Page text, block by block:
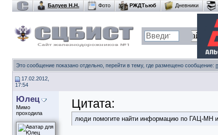
Балуев Н.Н. Фото РЖДТьюб Дневники
Это сообщение показано отдельно, перейти в тему, где размещено сообщение:
17.02.2012,
17:54
Юлец
Мимо
проходила
Цитата:
люди помогите найти информацию по ГАЦ-МН